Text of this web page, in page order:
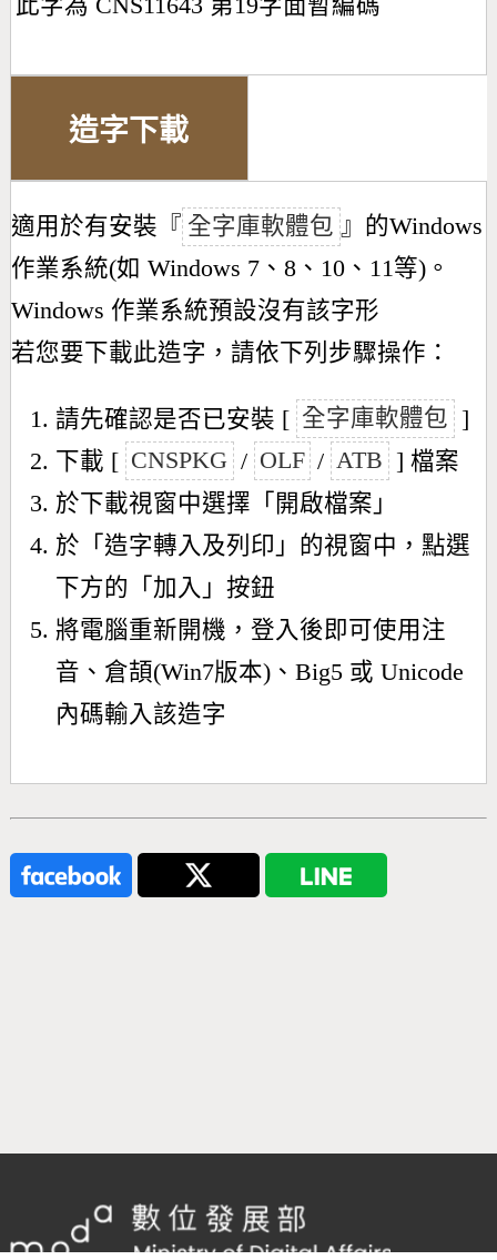
造字下載
適用於有安裝『 全字庫軟體包 』的Windows
作業系統(如 Windows 7、8、10、11等)。
Windows 作業系統預設沒有該字形
若您要下載此造字，請依下列步驟操作：
請先確認是否已安裝 [ 全字庫軟體包 ]
下載 [ CNSPKG / OLF / ATB ] 檔案
於下載視窗中選擇「開啟檔案」
於「造字轉入及列印」的視窗中，點選
下方的「加入」按鈕
將電腦重新開機，登入後即可使用注
音、倉頡(Win7版本)、Big5 或 Unicode
內碼輸入該造字